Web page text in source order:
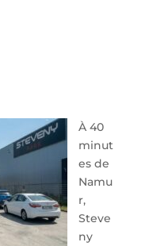
À 40
minut
es de
Namu
r,
Steve
ny